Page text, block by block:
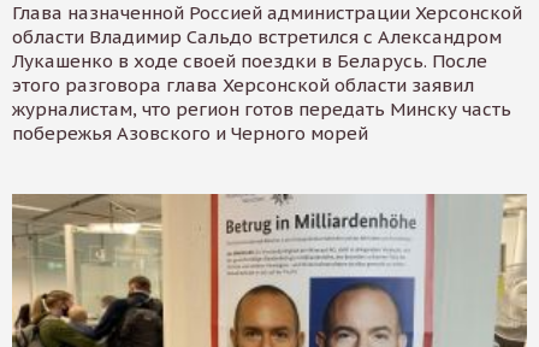
Глава назначенной Россией администрации Херсонской
области Владимир Сальдо встретился с Александром
Лукашенко в ходе своей поездки в Беларусь. После
этого разговора глава Херсонской области заявил
журналистам, что регион готов передать Минску часть
побережья Азовского и Черного морей